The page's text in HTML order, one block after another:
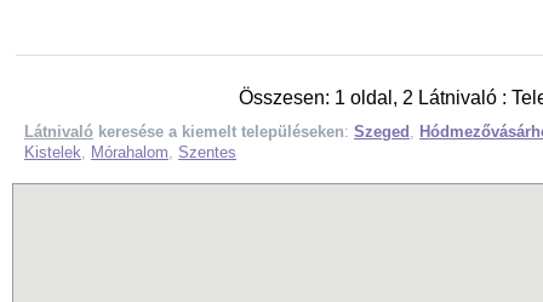
Összesen: 1 oldal, 2 Látnivaló :
Látnivaló keresése a kiemelt településeken: Szeged ,
Kistelek, Mórahalom, Szentes